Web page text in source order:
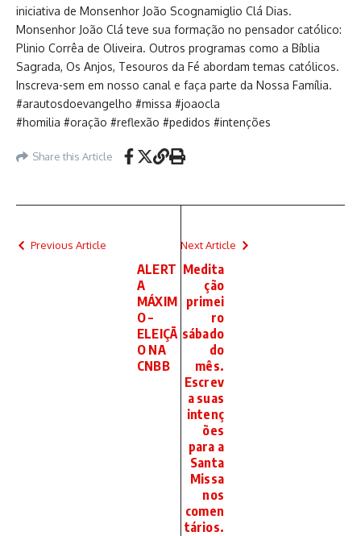
iniciativa de Monsenhor João Scognamiglio Clá Dias.
Monsenhor João Clá teve sua formação no pensador católico:
Plinio Corrêa de Oliveira. Outros programas como a Bíblia
Sagrada, Os Anjos, Tesouros da Fé abordam temas católicos.
Inscreva-sem em nosso canal e faça parte da Nossa Família.
#arautosdoevangelho #missa #joaocla
#homilia #oração #reflexão #pedidos #intenções
Share this Article
Previous Article
ALERT
A
MÁXIM
O –
ELEIÇÃ
O NA
CNBB
Next Article
Medita
ção
primei
ro
sábado
do
mês.
Escrev
a suas
intenç
ões
para a
Santa
Missa
nos
comen
tários.